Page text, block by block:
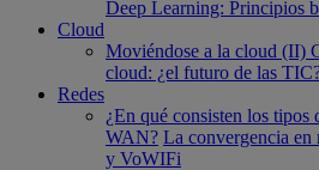
Deep Learning: Principios
Cloud
Moviéndose a la cloud (II)
cloud: ¿el futuro de las
Redes
¿En qué consisten los
WAN? La convergencia en
y VoWIFi